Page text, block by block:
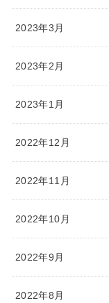
2023年3月
2023年2月
2023年1月
2022年12月
2022年11月
2022年10月
2022年9月
2022年8月